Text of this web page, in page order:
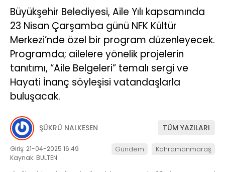
EKONOMI
POLITIKA
DÜNYA
SPOR
SAĞLIK
Büyükşehir Belediyesi, Aile Yılı kapsamında
23 Nisan Çarşamba günü NFK Kültür
Merkezi’nde özel bir program düzenleyecek.
Programda; ailelere yönelik projelerin
tanıtımı, “Aile Belgeleri” temalı sergi ve
Hayati İnanç söyleşisi vatandaşlarla
buluşacak.
ŞÜKRÜ NALKESEN TÜM YAZILARI
Giriş: 21-04-2025 16:49
Kaynak: BULTEN
Gündem Kahramanmaraş